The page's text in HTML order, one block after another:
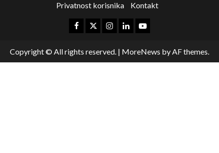
Privatnost korisnika
Kontakt
Copyright © All rights reserved. | MoreNews by AF themes.